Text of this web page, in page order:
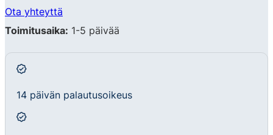
Ota yhteyttä
Toimitusaika: 1-5 päivää
14 päivän palautusoikeus